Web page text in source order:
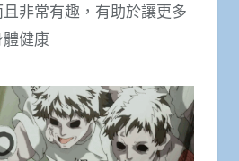
非常有趣，有助於讓更多
健康